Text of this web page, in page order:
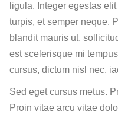
ligula. Integer egestas
turpis, et semper neque.
blandit mauris ut,
est scelerisque mi
cursus, dictum nisl nec,
Sed eget cursus metus.
Proin vitae arcu vitae